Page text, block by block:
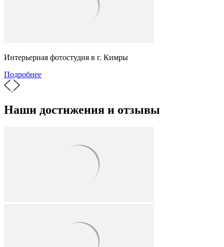
Интерьерная фотостудия в г. Кимры
Подробнее
Наши достижения и отзывы